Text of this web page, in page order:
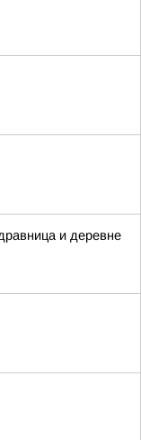
и деревне